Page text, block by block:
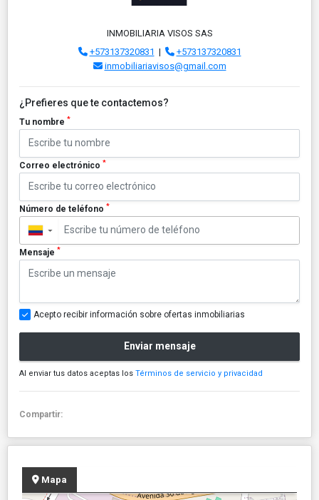
INMOBILIARIA VISOS SAS
+573137320831 |
+573137320831
inmobiliariavisos@gmail.com
¿Prefieres que te contactemos?
Tu nombre *
Correo electrónico *
Número de teléfono *
▼
Mensaje *
Acepto recibir información sobre ofertas inmobiliarias
Enviar mensaje
Al enviar tus datos aceptas los Términos de servicio y privacidad
Compartir:
Mapa